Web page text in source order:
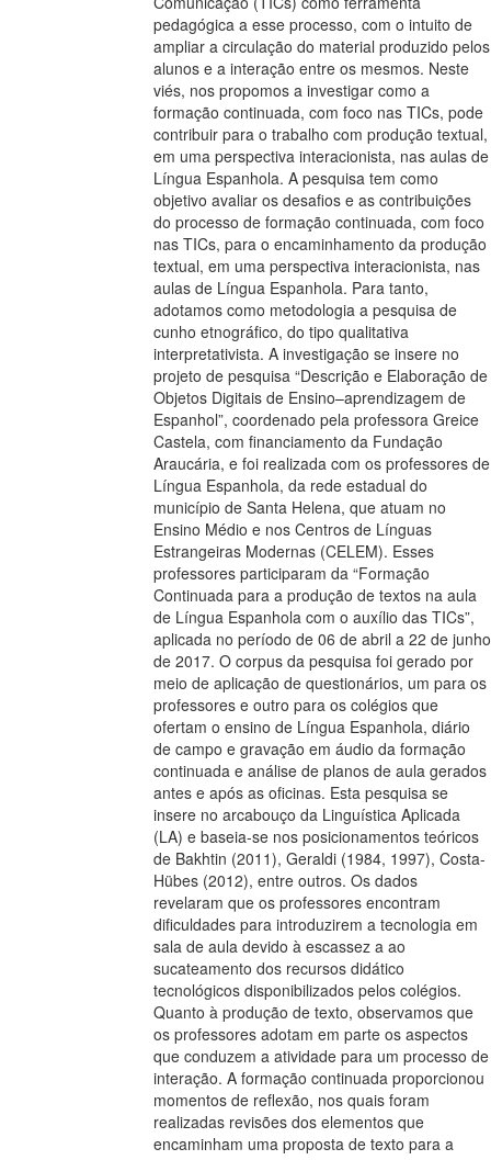
pedagógica a esse processo, com o intuito de
ampliar a circulação do material produzido pelos
alunos e a interação entre os mesmos. Neste
viés, nos propomos a investigar como a
formação continuada, com foco nas TICs, pode
contribuir para o trabalho com produção textual,
em uma perspectiva interacionista, nas aulas de
Língua Espanhola. A pesquisa tem como
objetivo avaliar os desafios e as contribuições
do processo de formação continuada, com foco
nas TICs, para o encaminhamento da produção
textual, em uma perspectiva interacionista, nas
aulas de Língua Espanhola. Para tanto,
adotamos como metodologia a pesquisa de
cunho etnográfico, do tipo qualitativa
interpretativista. A investigação se insere no
projeto de pesquisa “Descrição e Elaboração de
Objetos Digitais de Ensino–aprendizagem de
Espanhol”, coordenado pela professora Greice
Castela, com financiamento da Fundação
Araucária, e foi realizada com os professores de
Língua Espanhola, da rede estadual do
município de Santa Helena, que atuam no
Ensino Médio e nos Centros de Línguas
Estrangeiras Modernas (CELEM). Esses
professores participaram da “Formação
Continuada para a produção de textos na aula
de Língua Espanhola com o auxílio das TICs”,
aplicada no período de 06 de abril a 22 de junho
de 2017. O corpus da pesquisa foi gerado por
meio de aplicação de questionários, um para os
professores e outro para os colégios que
ofertam o ensino de Língua Espanhola, diário
de campo e gravação em áudio da formação
continuada e análise de planos de aula gerados
antes e após as oficinas. Esta pesquisa se
insere no arcabouço da Linguística Aplicada
(LA) e baseia-se nos posicionamentos teóricos
de Bakhtin (2011), Geraldi (1984, 1997), Costa-
Hübes (2012), entre outros. Os dados
revelaram que os professores encontram
dificuldades para introduzirem a tecnologia em
sala de aula devido à escassez a ao
sucateamento dos recursos didático
tecnológicos disponibilizados pelos colégios.
Quanto à produção de texto, observamos que
os professores adotam em parte os aspectos
que conduzem a atividade para um processo de
interação. A formação continuada proporcionou
momentos de reflexão, nos quais foram
realizadas revisões dos elementos que
encaminham uma proposta de texto para a